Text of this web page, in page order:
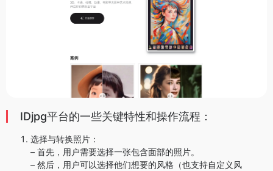
IDjpg平台的一些关键特性和操作流程：
选择与转换照片：
– 首先，用户需要选择一张包含面部的照片。
– 然后，用户可以选择他们想要的风格（也支持自定义风